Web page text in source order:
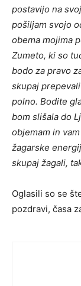
postavijo na
pošiljam svojo
obema mojima
Zumeto, ki so
bodo za pravo
skupaj
polno. Bodite
bom slišala do
objemam in
žagarske
skupaj žagali,
Oglasili so se
pozdravi, časa